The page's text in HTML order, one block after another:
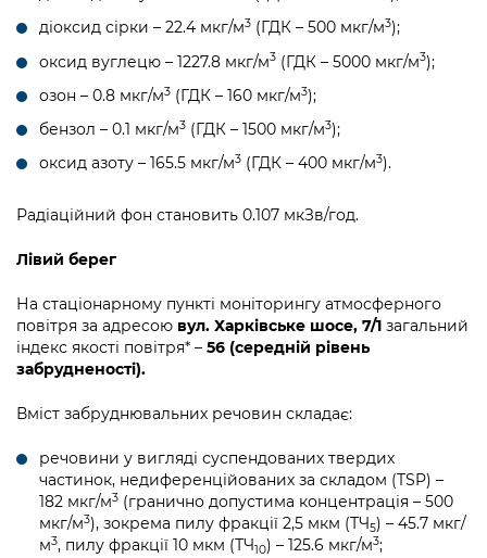
діоксид сірки – 22.4 мкг/м3 (ГДК – 500 мкг/м3);
оксид вуглецю – 1227.8 мкг/м3 (ГДК – 5000 мкг/м3);
озон – 0.8 мкг/м3 (ГДК – 160 мкг/м3);
бензол – 0.1 мкг/м3 (ГДК – 1500 мкг/м3);
оксид азоту – 165.5 мкг/м3 (ГДК – 400 мкг/м3).
Радіаційний фон становить 0.107 мкЗв/год.
Лівий берег
На стаціонарному пункті моніторингу атмосферного
повітря за адресою вул. Харківське шосе, 7/1 загальний
індекс якості повітря* – 56 (середній рівень
забрудненості).
Вміст забруднювальних речовин складає:
речовини у вигляді суспендованих твердих
частинок, недиференційованих за складом (TSP) –
182 мкг/м3 (гранично допустима концентрація – 500
мкг/м3), зокрема пилу фракції 2,5 мкм (ТЧ5) – 45.7 мкг/
м3, пилу фракції 10 мкм (ТЧ10) – 125.6 мкг/м3;